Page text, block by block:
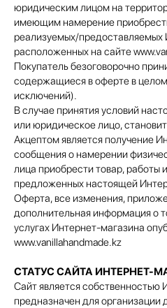
юридическим лицом на
имеющим намерение
реализуемых/
расположенных на сайте
Покупатель безоговорочно
содержащиеся в оферте в
исключений).
В случае принятия условий
или юридическое лицо,
Акцептом является получение
сообщения о намерении
лица приобрести товар, работы
предложенных настоящей
Оферта, все изменения,
дополнительная информация о
услугах Интернет-магазина
www.vanillahandmade.kz
СТАТУС САЙТА ИНТЕРНЕТ-
Сайт является собственностью
предназначен для организации